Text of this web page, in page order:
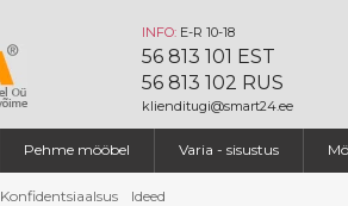
INFO:E-R 10-18
56 813 101 EST
56 813 102 RUS
klienditugi@smart24.ee
Pehme mööbel Varia - sisustus
Konfidentsiaalsus Ideed